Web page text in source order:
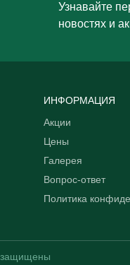
Узнавайте
новостях и
ИНФОРМАЦИЯ
Акции
Цены
Галерея
Вопрос-ответ
Политика
защищены